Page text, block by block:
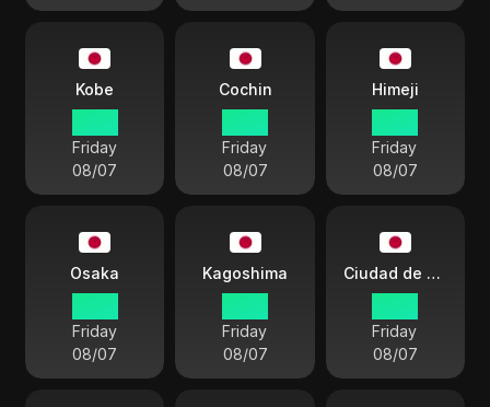
Kobe
Friday
08/07
Cochin
Friday
08/07
Himeji
Friday
08/07
Osaka
Friday
08/07
Kagoshima
Friday
08/07
Ciudad de Tsu
Friday
08/07